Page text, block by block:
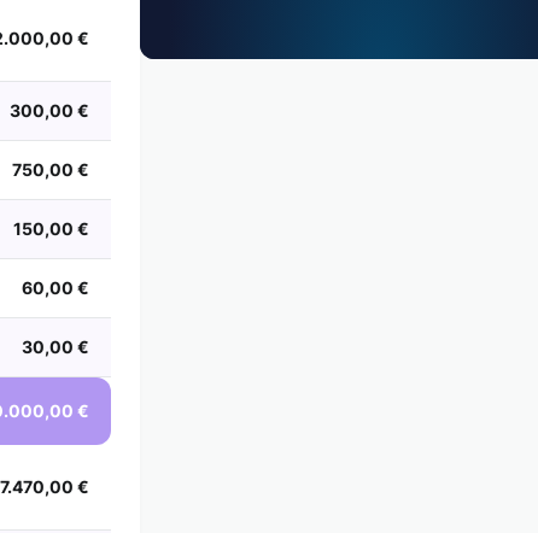
€
300,00 €
750,00 €
150,00 €
60,00 €
30,00 €
€
7.470,00 €